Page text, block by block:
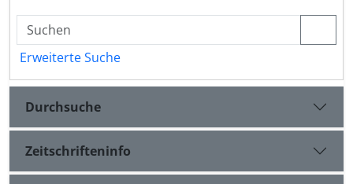
Erweiterte Suche
Durchsuche
Zeitschrifteninfo